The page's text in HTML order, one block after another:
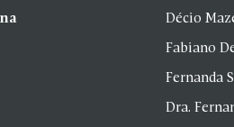
Décio
Fabiano
Fernanda
Dra.